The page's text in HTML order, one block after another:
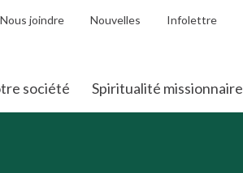
Nous joindre Nouvelles Infolettre
société Spiritualité missionnaire